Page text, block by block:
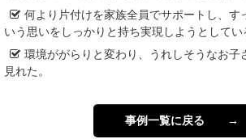
何より片付けを家族全員でサポートし、す
いう思いをしっかりと持ち実現しようとしてい
環境ががらりと変わり、うれしそうなお子
見れた。
事例一覧に戻る →